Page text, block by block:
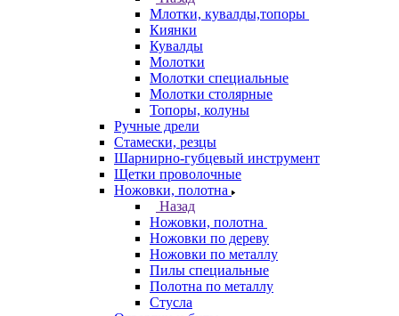
Млотки, кувалды,топоры
Киянки
Кувалды
Молотки
Молотки специальные
Молотки столярные
Топоры, колуны
Ручные дрели
Стамески, резцы
Шарнирно-губцевый инструмент
Щетки проволочные
Ножовки, полотна
Назад
Ножовки, полотна
Ножовки по дереву
Ножовки по металлу
Пилы специальные
Полотна по металлу
Стусла